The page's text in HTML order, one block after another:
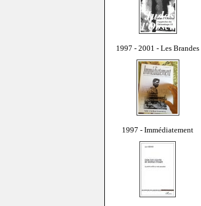
1997 - 2001 - Les Brandes
1997 - Immédiatement